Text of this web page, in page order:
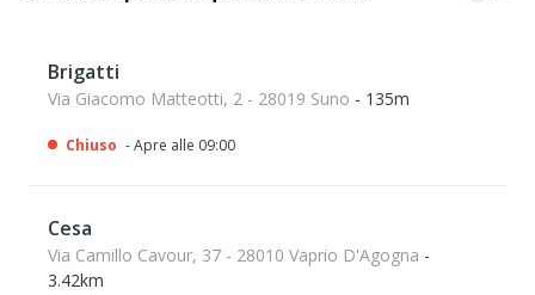
Brigatti
Via Giacomo Matteotti, 2 - 28019 Suno - 135m
Chiuso - Apre alle 09:00
Cesa
Via Camillo Cavour, 37 - 28010 Vaprio D'Agogna -
3.42km